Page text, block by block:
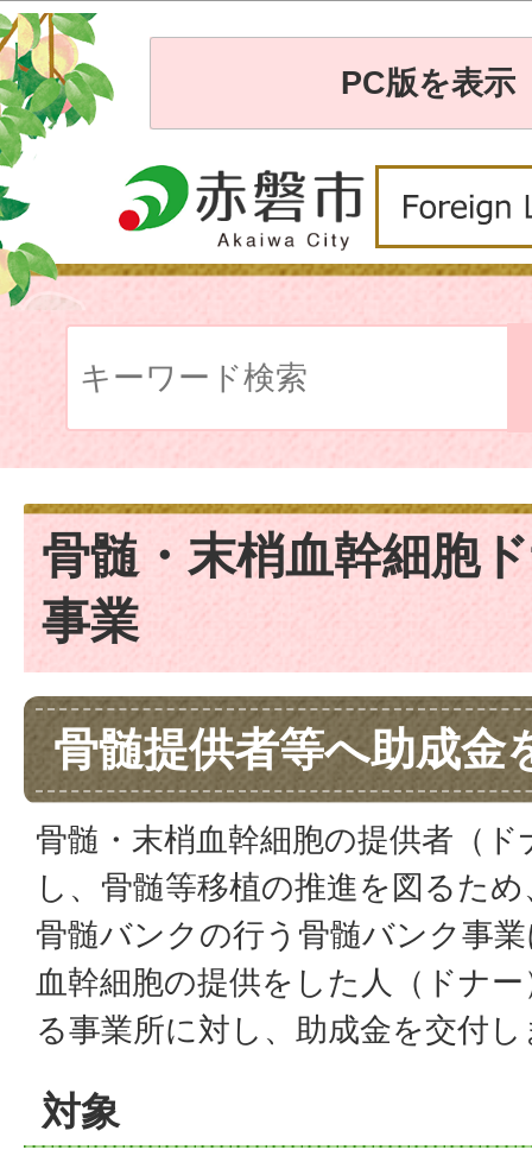
PC版を表示
骨髄・末梢血幹細胞
事業
骨髄提供者等へ助成金
骨髄・末梢血幹細胞の提供者（
し、骨髄等移植の推進を図るた
骨髄バンクの行う骨髄バンク事
血幹細胞の提供をした人（ドナ
る事業所に対し、助成金を交付
対象